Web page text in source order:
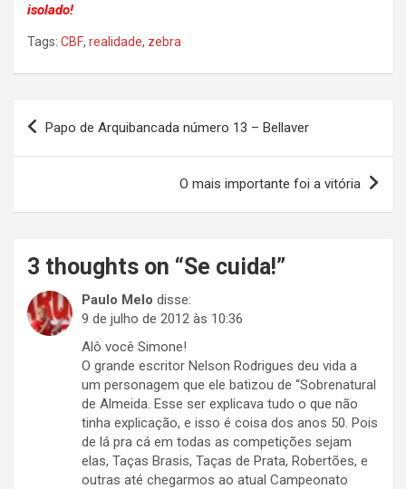
isolado!
Tags: CBF, realidade, zebra
Navegação
Papo de Arquibancada número 13 – Bellaver
O mais importante foi a vitória
3 thoughts on “Se cuida!”
Paulo Melo disse:
9 de julho de 2012 às 10:36
Alô você Simone!
O grande escritor Nelson Rodrigues deu vida a
um personagem que ele batizou de “Sobrenatural
de Almeida. Esse ser explicava tudo o que não
tinha explicação, e isso é coisa dos anos 50. Pois
de lá pra cá em todas as competições sejam
elas, Taças Brasis, Taças de Prata, Robertões, e
outras até chegarmos ao atual Campeonato